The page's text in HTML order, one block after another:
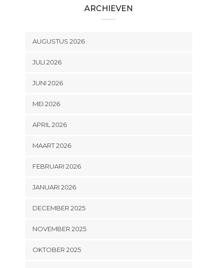
ARCHIEVEN
AUGUSTUS 2026
JULI 2026
JUNI 2026
MEI 2026
APRIL 2026
MAART 2026
FEBRUARI 2026
JANUARI 2026
DECEMBER 2025
NOVEMBER 2025
OKTOBER 2025